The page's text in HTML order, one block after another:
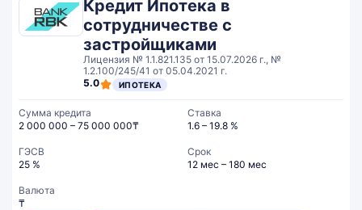
Кредит Ипотека в
сотрудничестве с
застройщиками
Лицензия № 1.1.821.135 от 15.07.2026 г., №
1.2.100/245/41 от 05.04.2021 г.
5.0
ИПОТЕКА
Сумма кредита
2 000 000 – 75 000 000₸
Ставка
1.6 – 19.8 %
ГЭСВ
25 %
Срок
12 мес – 180 мес
Валюта
₸